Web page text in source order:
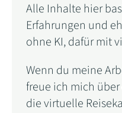
Alle Inhalte hier
Erfahrungen und
ohne KI, dafür mit
Wenn du meine
freue ich mich
die virtuelle